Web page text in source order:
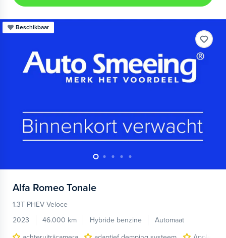
Beschikbaar
Alfa Romeo Tonale
1.3T PHEV Veloce
2023
46.000 km Hybride benzine
Automaat